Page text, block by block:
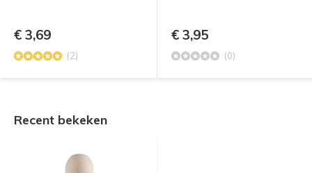
€ 3,69
(2)
€ 3,95
(0)
Recent bekeken